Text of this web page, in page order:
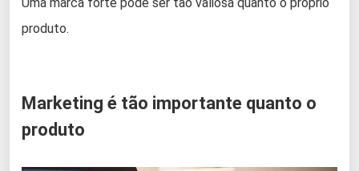
produto.
Marketing é tão importante quanto o
produto